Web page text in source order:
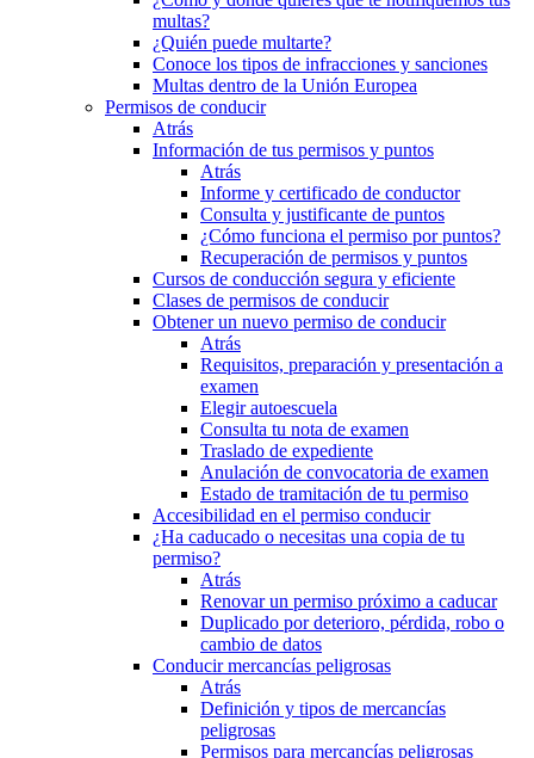
multas?
¿Quién puede multarte?
Conoce los tipos de infracciones y sanciones
Multas dentro de la Unión Europea
Permisos de conducir
Atrás
Información de tus permisos y puntos
Atrás
Informe y certificado de conductor
Consulta y justificante de puntos
¿Cómo funciona el permiso por puntos?
Recuperación de permisos y puntos
Cursos de conducción segura y eficiente
Clases de permisos de conducir
Obtener un nuevo permiso de conducir
Atrás
Requisitos, preparación y presentación a
examen
Elegir autoescuela
Consulta tu nota de examen
Traslado de expediente
Anulación de convocatoria de examen
Estado de tramitación de tu permiso
Accesibilidad en el permiso conducir
¿Ha caducado o necesitas una copia de tu
permiso?
Atrás
Renovar un permiso próximo a caducar
Duplicado por deterioro, pérdida, robo o
cambio de datos
Conducir mercancías peligrosas
Atrás
Definición y tipos de mercancías
peligrosas
Permisos para mercancías peligrosas